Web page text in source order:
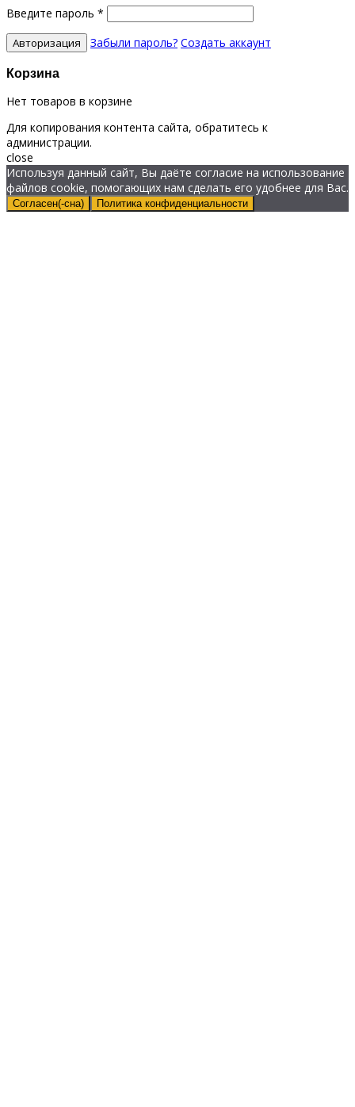
Введите пароль *
Забыли пароль? Создать аккаунт
Корзина
Нет товаров в корзине
Для копирования контента сайта, обратитесь к
администрации.
close
Используя данный сайт, Вы даёте согласие на использование
файлов cookie, помогающих нам сделать его удобнее для Вас.
Согласен(-сна) Политика конфиденциальности